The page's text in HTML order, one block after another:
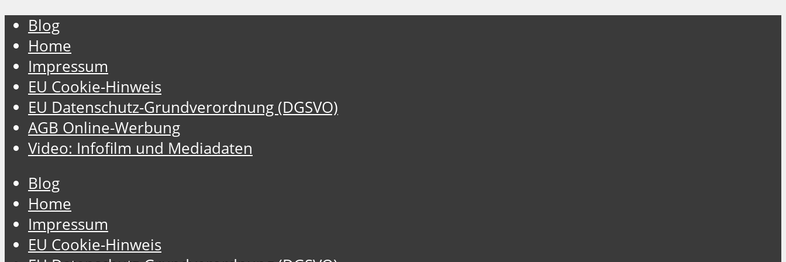
Blog
Home
Impressum
EU Cookie-Hinweis
EU Datenschutz-Grundverordnung (DGSVO)
AGB Online-Werbung
Video: Infofilm und Mediadaten
Blog
Home
Impressum
EU Cookie-Hinweis